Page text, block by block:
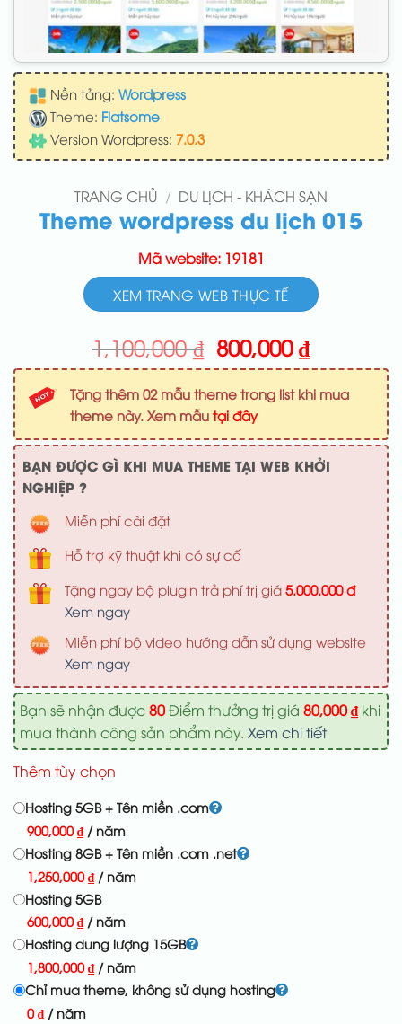
Nền tảng: Wordpress
Theme: Flatsome
Version Wordpress: 7.0.3
TRANG CHỦ / DU LỊCH - KHÁCH SẠN
Theme wordpress du lịch 015
Mã website: 19181
XEM TRANG WEB THỰC TẾ
1,100,000₫ Giá
gốc
là:
1,100,000 ₫.
800,000₫Giá
hiện
tại
800,000
Tặng thêm 02 mẫu theme trong list khi mua
theme này. Xem mẫu tại đây
BẠN ĐƯỢC GÌ KHI MUA THEME TẠI WEB KHỞI
NGHIỆP ?
Miễn phí cài đặt
Hỗ trợ kỹ thuật khi có sự cố
Tặng ngay bộ plugin trả phí trị giá 5.000.000 đ
Xem ngay
Miễn phí bộ video hướng dẫn sử dụng website
Xem ngay
Bạn sẽ nhận được80Điểm thưởng trị giá 80,000₫khi
mua thành công sản phẩm này. Xem chi tiết
Thêm tùy chọn
Hosting 5GB + Tên miền .com
900,000₫ / năm
Hosting 8GB + Tên miền .com .net
1,250,000₫ / năm
Hosting 5GB
600,000₫ / năm
Hosting dung lượng 15GB
1,800,000₫ / năm
Chỉ mua theme, không sử dụng hosting
0₫ / năm